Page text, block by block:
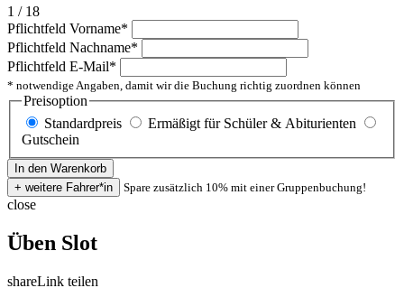
1 / 18
Pflichtfeld Vorname*
Pflichtfeld Nachname*
Pflichtfeld E-Mail*
* notwendige Angaben, damit wir die Buchung richtig zuordnen können
Preisoption
Standardpreis
Ermäßigt für Schüler & Abiturienten
Gutschein
Spare zusätzlich 10% mit einer Gruppenbuchung!
close
Üben Slot
shareLink teilen